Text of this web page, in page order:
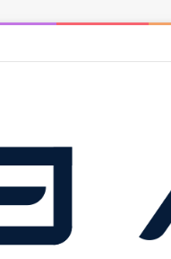
念堂到中和僅 14 分鐘